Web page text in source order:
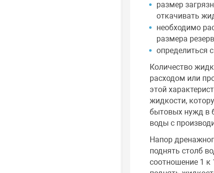
размер
откачивать
необходимо
размера
определиться
Количество
расходом или
этой
жидкости,
бытовых нужд в
воды с
Напор
поднять столб
соотношение 1 к